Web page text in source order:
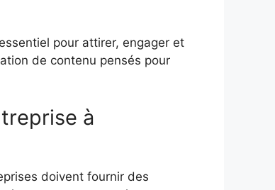
pour attirer, engager et
de contenu pensés pour
à
doivent fournir des